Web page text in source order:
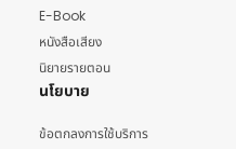
E-Book
หนังสือเสียง
นิยายรายตอน
นโยบาย
ข้อตกลงการใช้บริการ